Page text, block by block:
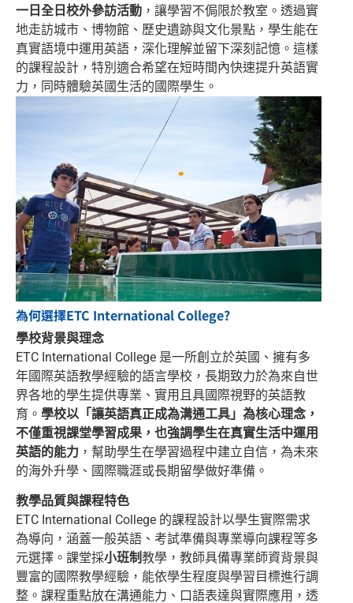
一日全日校外參訪活動 ，讓學習不侷限於教室。透過實
地走訪城市、博物館、歷史遺跡與文化景點，學生能在
真實語境中運用英語，深化理解並留下深刻記憶。這樣
的課程設計，特別適合希望在短時間內快速提升英語實
力，同時體驗英國生活的國際學生。
為何選擇ETC International College?
學校背景與理念
ETC International College 是一所創立於英國、擁有多
年國際英語教學經驗的語言學校，長期致力於為來自世
界各地的學生提供專業、實用且具國際視野的英語教
育。 學校以「讓英語真正成為溝通工具」為核心理念，
不僅重視課堂學習成果，也強調學生在真實生活中運用
英語的能力 ，幫助學生在學習過程中建立自信，為未來
的海外升學、國際職涯或長期留學做好準備。
教學品質與課程特色
ETC International College 的課程設計以學生實際需求
為導向，涵蓋一般英語、考試準備與專業導向課程等多
元選擇。課堂採小班制教學，教師具備專業師資背景與
豐富的國際教學經驗，能依學生程度與學習目標進行調
整。課程重點放在溝通能力、口語表達與實際應用，透